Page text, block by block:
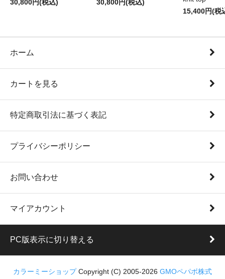
30,800円(税込)
30,800円(税込)
15,400円(税
ホーム
カートを見る
特定商取引法に基づく表記
プライバシーポリシー
お問い合わせ
マイアカウント
PC版表示に切り替える
カラーミーショップ Copyright (C) 2005-2026 GMOペパボ株式